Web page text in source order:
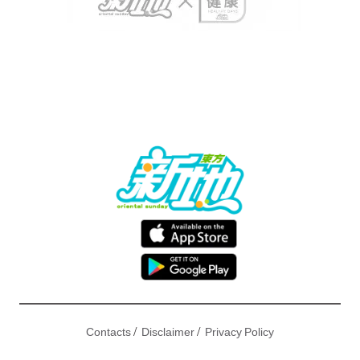
Contacts/ Disclaimer/ Privacy Policy